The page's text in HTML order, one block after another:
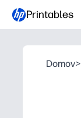
Printables
Domov>